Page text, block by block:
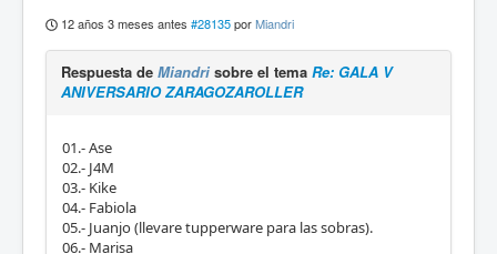
12 años 3 meses antes #28135porMiandri
Respuesta de Miandri sobre el tema Re: GALA V
ANIVERSARIO ZARAGOZAROLLER
01.- Ase
02.- J4M
03.- Kike
04.- Fabiola
05.- Juanjo (llevare tupperware para las sobras).
06.- Marisa